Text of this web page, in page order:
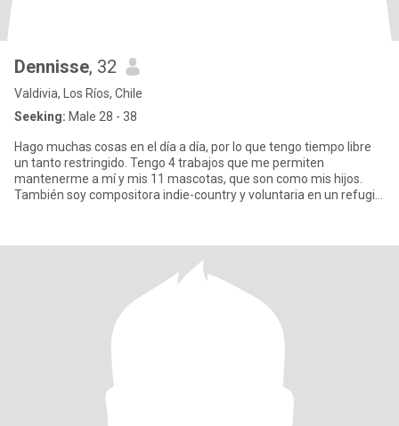
Dennisse, 32
Valdivia, Los Ríos, Chile
Seeking: Male 28 - 38
Hago muchas cosas en el día a día, por lo que tengo tiempo libre
un tanto restringido. Tengo 4 trabajos que me permiten
mantenerme a mí y mis 11 mascotas, que son como mis hijos.
También soy compositora indie-country y voluntaria en un refugio